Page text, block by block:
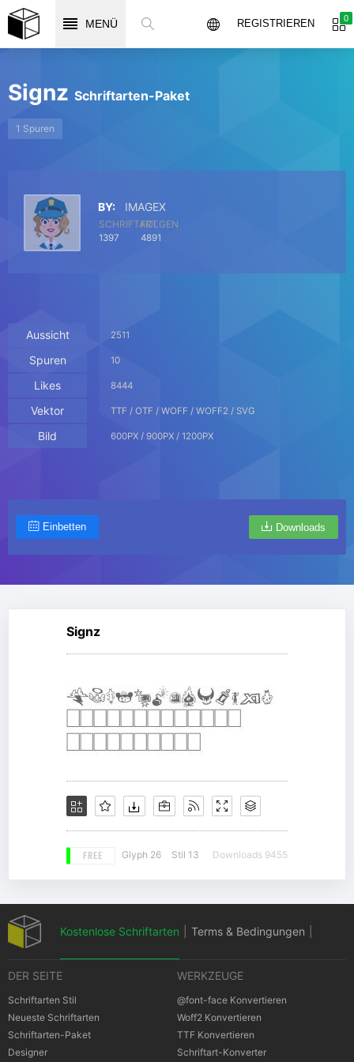
MENÜ 0
REGISTRIEREN
Signz Schriftarten-Paket
1 Spuren
BY: IMAGEX
SCHRIFTART
1397
FOLGEN
4891
Aussicht 2511
Spuren 10
Likes 8444
Vektor TTF / OTF / WOFF / WOFF2 / SVG
Bild 600PX / 900PX / 1200PX
Einbetten Downloads
Signz
FREE Glyph 26 Stil 13 Downloads 9455
Kostenlose Schriftarten Terms & Bedingungen
Cookies Bestimmungen | Urheberrechte
DER SEITE
Schriftarten Stil
Neueste Schriftarten
Schriftarten-Paket
Designer
WERKZEUGE
@font-face Konvertieren
Woff2 Konvertieren
TTF Konvertieren
Schriftart-Konverter